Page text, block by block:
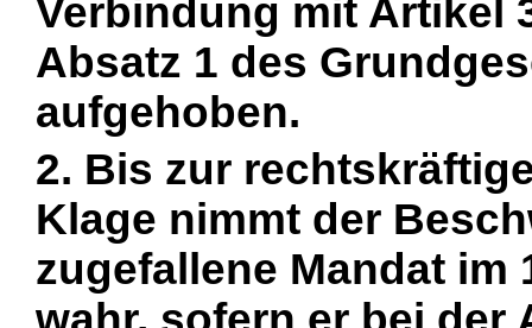
Verbindung mit Artikel
Absatz 1 des
aufgehoben.
2. Bis zur
Klage nimmt der
zugefallene Mandat im